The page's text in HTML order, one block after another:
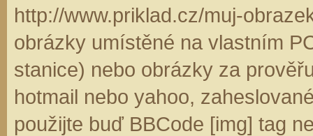
http://www.priklad.cz/muj-
obrázky umístěné na vlastním
stanice) nebo obrázky za
hotmail nebo yahoo,
použijte buď BBCode [img] tag